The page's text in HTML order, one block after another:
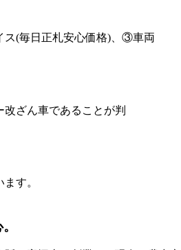
(毎日正札安心価格)、③車両
ざん車であることが判
す。